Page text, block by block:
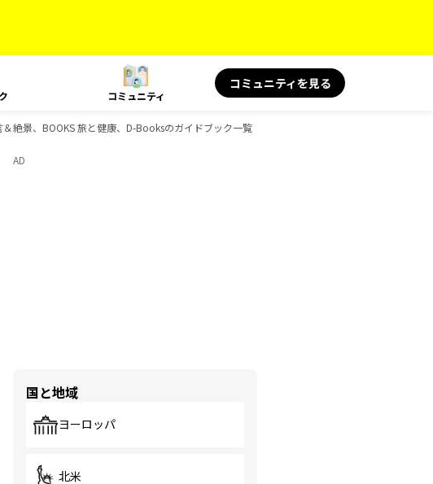
コミュニティ
コミュニティを見る
絶景、BOOKS 旅と健康、D-Booksのガイドブック一覧
AD
国と地域
ヨーロッパ
北米